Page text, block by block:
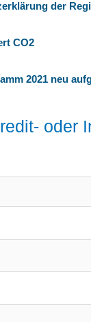
der
CO2
2021 neu
oder